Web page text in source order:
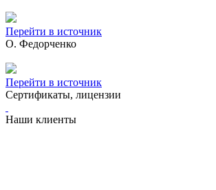
Перейти в источник
О. Федорченко
Перейти в источник
Сертификаты, лицензии
Наши клиенты